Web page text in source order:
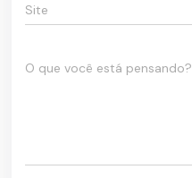
Site
O que você está pensando?